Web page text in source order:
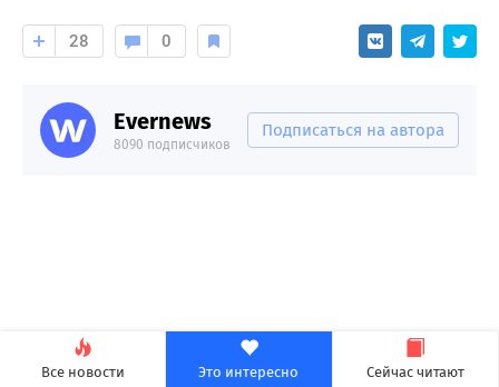
Все новости Это интересно Сейчас читают
28 0
Evernews
8090 подписчиков
Подписаться на автора